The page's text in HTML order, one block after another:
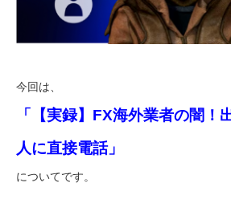
今回は、
「【実録】FX海外業者の闇！
人に直接電話」
についてです。